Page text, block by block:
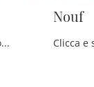
Clicca e scopri di più su un ricco catalogo di Carta da parati vinilica moderna: il modello Rhama di Instabilelab ti sta aspettando!
Nouf